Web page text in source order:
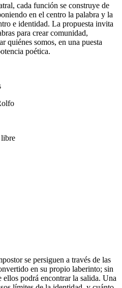
cada función se construye de
en el centro la palabra y la
e identidad. La propuesta invita
para crear comunidad,
quiénes somos, en una puesta
poética.
se persiguen a través de las
en su propio laberinto; sin
ellos podrá encontrar la salida. Una